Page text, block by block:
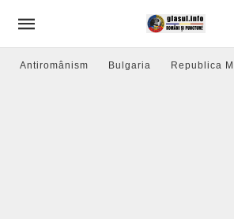
Antiromânism Bulgaria Republica